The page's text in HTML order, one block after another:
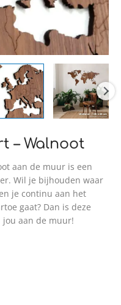
– Walnoot
aan de muur is een
Wil je bijhouden waar
je continu aan het
gaat? Dan is deze
aan de muur!